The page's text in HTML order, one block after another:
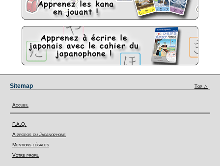
Sitemap Top △
Accueil
F.A.Q.
A propos du Japanophone
Mentions légales
Votre profil